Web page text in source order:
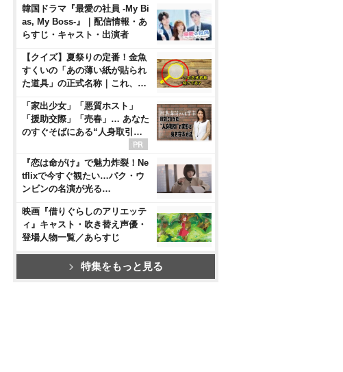
韓国ドラマ『最愛の社員 -My Bi
as, My Boss-』｜配信情報・あ
らすじ・キャスト・出演者
【クイズ】夏祭りの定番！金魚
すくいの「あの薄い紙が貼られ
た道具」の正式名称｜これ、…
「家出少女」「悪質ホスト」
「援助交際」「売春」… あなた
のすぐそばにある“人身取引…
『恋は命がけ』で魅力炸裂！Ne
tflixで今すぐ観たい…パク・ウ
ンビンの名演が光る…
映画『借りぐらしのアリエッテ
ィ』キャスト・吹き替え声優・
登場人物一覧／あらすじ
特集をもっと見る